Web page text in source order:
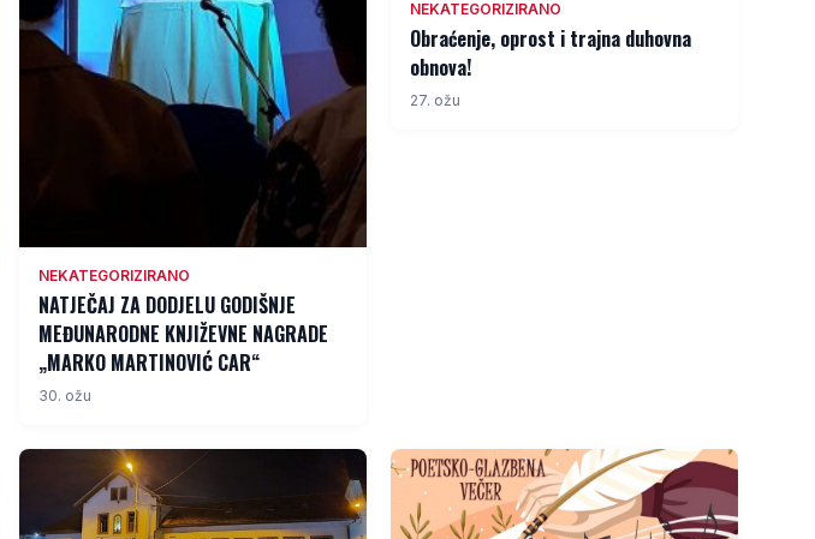
NEKATEGORIZIRANO
NATJEČAJ ZA DODJELU GODIŠNJE
MEĐUNARODNE KNJIŽEVNE NAGRADE
„MARKO MARTINOVIĆ CAR“
30. ožu
NEKATEGORIZIRANO
Obraćenje, oprost i trajna duhovna
obnova!
27. ožu